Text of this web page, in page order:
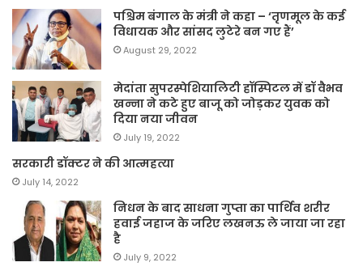
पश्चिम बंगाल के मंत्री ने कहा – ‘तृणमूल के कई
विधायक और सांसद लुटेरे बन गए हैं’
August 29, 2022
मेदांता सुपरस्पेशियालिटी हॉस्पिटल में डॉ वैभव
खन्ना ने कटे हुए बाजू को जोड़कर युवक को
दिया नया जीवन
July 19, 2022
सरकारी डॉक्टर ने की आत्महत्या
July 14, 2022
निधन के बाद साधना गुप्ता का पार्थिव शरीर
हवाई जहाज के जरिए लखनऊ ले जाया जा रहा
है
July 9, 2022